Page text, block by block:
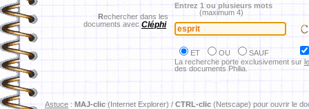
Rechercher dans les
documents avec Cléphi
Entrez 1 ou plusieurs mots
(maximum 4)
ET OU
SAUF
La recherche porte exclusivement sur
des documents Philia.
Astuce : MAJ-clic (Internet Explorer) / CTRL-clic (Netscape) pour ouvrir le